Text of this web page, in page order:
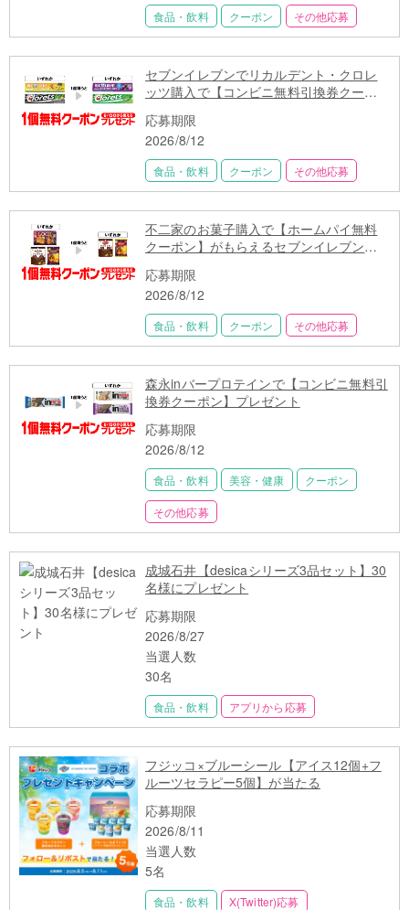
食品・飲料 クーポン その他応募
セブンイレブンでリカルデント・クロレ
ッツ購入で【コンビニ無料引換券クーポ
応募期限
2026/8/12
食品・飲料 クーポン その他応募
不二家のお菓子購入で【ホームパイ無料
クーポン】がもらえるセブンイレブン限
応募期限
2026/8/12
食品・飲料 クーポン その他応募
森永inバープロテインで【コンビニ無料引
換券クーポン】プレゼント
応募期限
2026/8/12
食品・飲料 美容・健康 クーポン
その他応募
成城石井【desicaシリーズ3品セット】30
名様にプレゼント
応募期限
2026/8/27
当選人数
30名
食品・飲料 アプリから応募
フジッコ×ブルーシール【アイス12個+フ
ルーツセラピー5個】が当たる
応募期限
2026/8/11
当選人数
5名
食品・飲料 X(Twitter)応募